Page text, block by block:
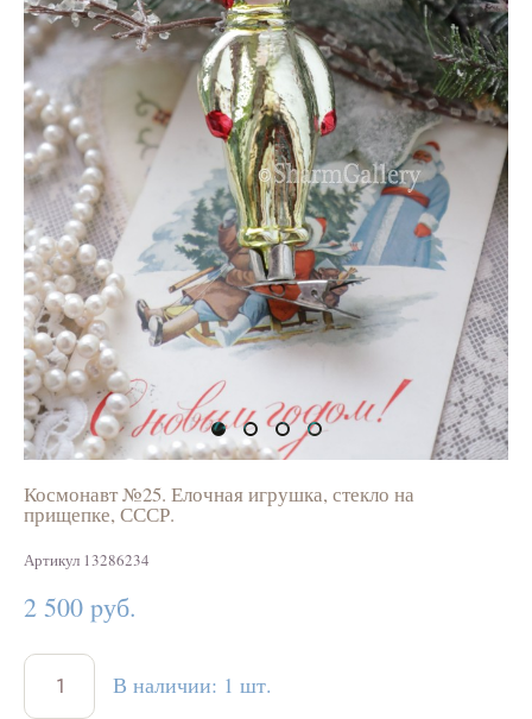
Космонавт №25. Елочная игрушка, стекло на
прищепке, СССР.
Артикул 13286234
2 500 pуб.
В наличии: 1 шт.